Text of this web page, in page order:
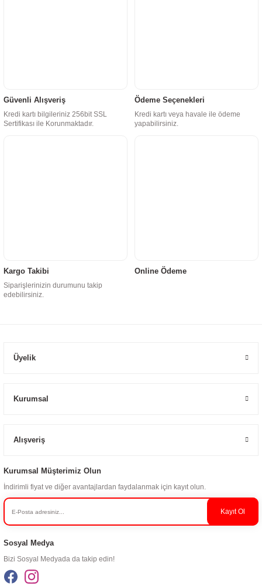
Güvenli Alışveriş
Kredi kartı bilgileriniz 256bit SSL
Sertifikası ile Korunmaktadır.
Ödeme Seçenekleri
Kredi kartı veya havale ile ödeme
yapabilirsiniz.
Kargo Takibi
Siparişlerinizin durumunu takip
edebilirsiniz.
Online Ödeme
Üyelik
Kurumsal
Alışveriş
Kurumsal Müşterimiz Olun
İndirimli fiyat ve diğer avantajlardan faydalanmak için kayıt olun.
Kayıt Ol
Sosyal Medya
Bizi Sosyal Medyada da takip edin!